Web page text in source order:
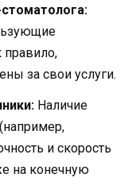
правило,
за свои услуги.
Наличие
и скорость
на конечную